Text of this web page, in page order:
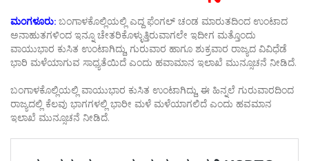
ಮಂಗಳೂರು: ಬಂಗಾಳಕೊಲ್ಲಿಯಲ್ಲಿ ಎದ್ದ ಫೆಂಗಲ್ ಚಂಡ ಮಾರುತದಿಂದ ಉಂಟಾದ
ಅನಾಹುತಗಳಿಂದ ಇನ್ನೂ ಚೇತರಿಕೊಳ್ಳುತ್ತಿರುವಾಗಲೇ ಇದೀಗ ಮತ್ತೊಂದು
ವಾಯುಭಾರ ಕುಸಿತ ಉಂಟಾಗಿದ್ದು, ಗುರುವಾರ ಹಾಗೂ ಶುಕ್ರವಾರ ರಾಜ್ಯದ ವಿವಿಧೆಡೆ
ಭಾರಿ ಮಳೆಯಾಗುವ ಸಾಧ್ಯತೆಯಿದೆ ಎಂದು ಹವಾಮಾನ ಇಲಾಖೆ ಮುನ್ಸೂಚನೆ ನೀಡಿದೆ.
ಬಂಗಾಳಕೊಲ್ಲಿಯಲ್ಲಿ ವಾಯುಭಾರ ಕುಸಿತ ಉಂಟಾಗಿದ್ದು, ಈ ಹಿನ್ನಲೆ ಗುರುವಾರದಿಂದ
ರಾಜ್ಯದಲ್ಲಿ ಕೆಲವು ಭಾಗಗಳಲ್ಲಿ ಭಾರೀ ಮಳೆ ಮಳೆಯಾಗಲಿದೆ ಎಂದು ಹವಮಾನ
ಇಲಾಖೆ ಮುನ್ಸೂಚನೆ ನೀಡಿದೆ.